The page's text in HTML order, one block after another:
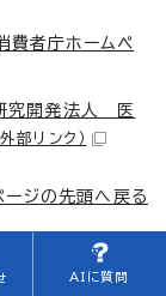
費者庁ホームペ
研究開発法人 医
外部リンク）
ージの先頭へ戻る
AIに質問